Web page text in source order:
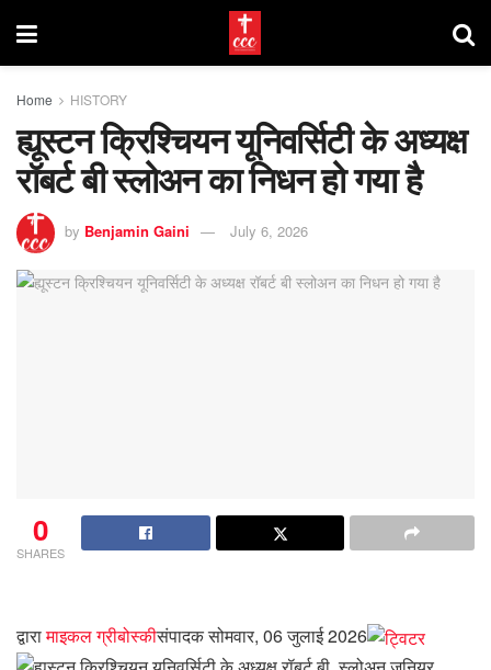
Home HISTORY
ह्यूस्टन क्रिश्चियन यूनिवर्सिटी के अध्यक्ष
रॉबर्ट बी स्लोअन का निधन हो गया है
by Benjamin Gaini July 6, 2026
0
SHARES
द्वारामाइकल ग्रीबोस्कीसंपादकसोमवार, 06 जुलाई 2026